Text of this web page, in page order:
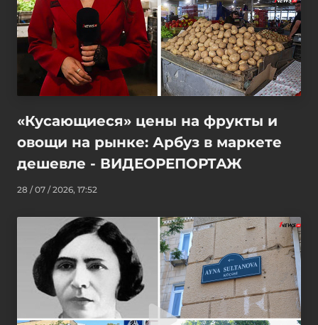
«Кусающиеся» цены на фрукты и
овощи на рынке: Арбуз в маркете
дешевле - ВИДЕОРЕПОРТАЖ
28 / 07 / 2026, 17:52